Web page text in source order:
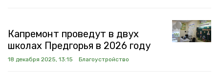
Капремонт проведут в двух
школах Предгорья в 2026 году
18 декабря 2025, 13:15 Благоустройство